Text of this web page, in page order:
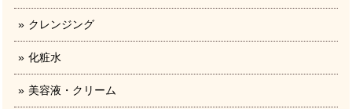
クレンジング
化粧水
美容液・クリーム